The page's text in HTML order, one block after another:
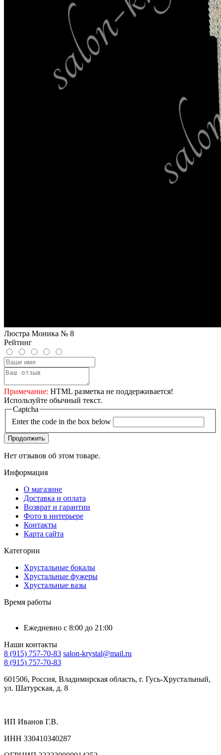
Люстра Моника № 8
Рейтинг
Примечание: HTML разметка не поддерживается!
Используйте обычный текст.
Captcha
Enter the code in the box below
Продолжить
Нет отзывов об этом товаре.
Информация
О магазине
Доставка и оплата
Возврат и гарантии
Фото в интерьере
Контакты
Карта сайта
Категории
Хрустальные бокалы
Хрустальные фужеры
Хрустальные вазы
Время работы
Ежедневно с 8:00 до 21:00
Наши контакты
8 (915) 757-70-83 salon-krystal@mail.ru
8 (915) 757-70-83
601506, Россия, Владимирская область, г. Гусь-Хрустальный,
ул. Шатурская, д. 8
ИП Иванов Г.В.
ИНН 330410340287